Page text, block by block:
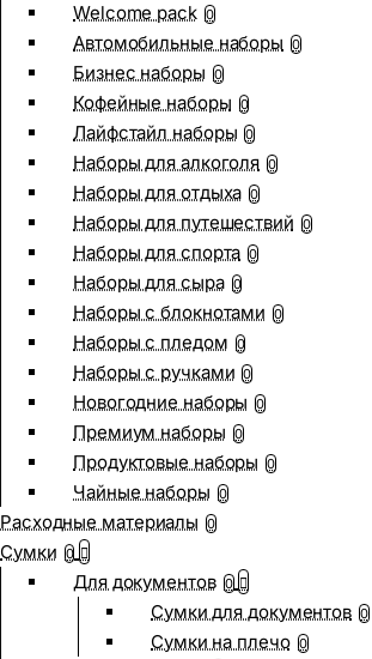
Welcome pack 0
Автомобильные наборы 0
Бизнес наборы 0
Кофейные наборы 0
Лайфстайл наборы 0
Наборы для алкоголя 0
Наборы для отдыха 0
Наборы для путешествий 0
Наборы для спорта 0
Наборы для сыра 0
Наборы с блокнотами 0
Наборы с пледом 0
Наборы с ручками 0
Новогодние наборы 0
Премиум наборы 0
Продуктовые наборы 0
Чайные наборы 0
Расходные материалы 0
Сумки 0
Для документов 0
Сумки для документов 0
Сумки на плечо 0